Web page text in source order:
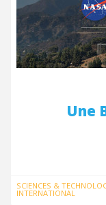
Une
SCIENCES &
INTERNATIONAL